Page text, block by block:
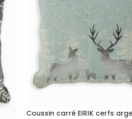
Coussin carré EIRIK cerfs